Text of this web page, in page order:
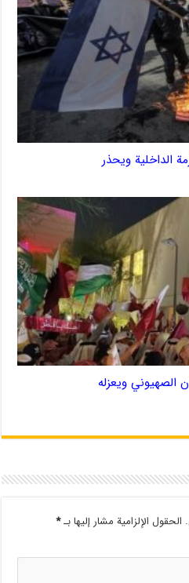
الداخلية ويحذر
الحقول الإلزامية مشار إليها بـ*